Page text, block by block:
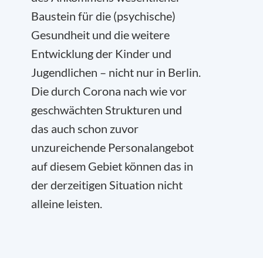
Baustein für die (psychische)
Gesundheit und die weitere
Entwicklung der Kinder und
Jugendlichen – nicht nur in Berlin.
Die durch Corona nach wie vor
geschwächten Strukturen und
das auch schon zuvor
unzureichende Personalangebot
auf diesem Gebiet können das in
der derzeitigen Situation nicht
alleine leisten.